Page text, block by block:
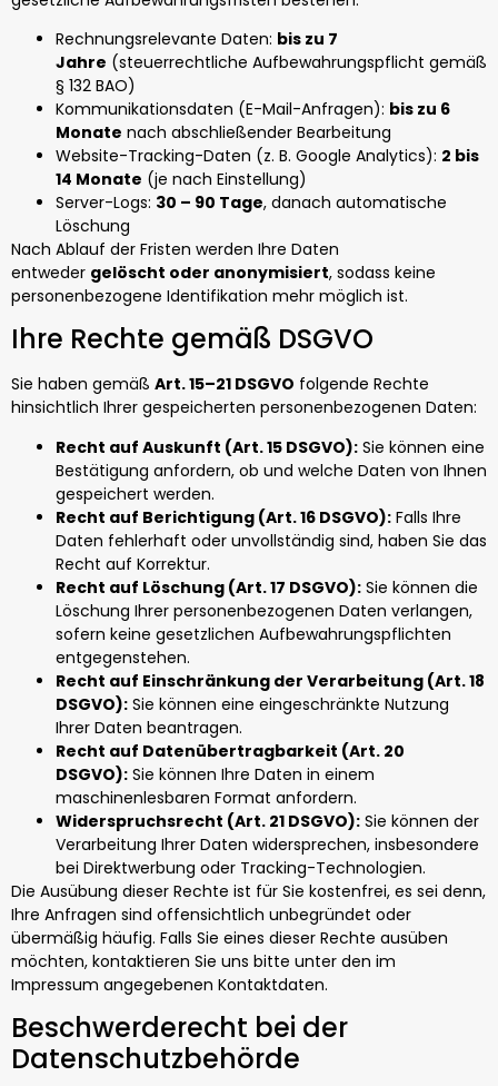
Rechnungsrelevante Daten: bis zu 7
Jahre (steuerrechtliche Aufbewahrungspflicht gemäß
§ 132 BAO)
Kommunikationsdaten (E-Mail-Anfragen): bis zu 6
Monate nach abschließender Bearbeitung
Website-Tracking-Daten (z. B. Google Analytics): 2 bis
14 Monate (je nach Einstellung)
Server-Logs: 30 – 90 Tage, danach automatische
Löschung
Nach Ablauf der Fristen werden Ihre Daten
entweder gelöscht oder anonymisiert, sodass keine
personenbezogene Identifikation mehr möglich ist.
Ihre Rechte gemäß DSGVO
Sie haben gemäß Art. 15–21 DSGVO folgende Rechte
hinsichtlich Ihrer gespeicherten personenbezogenen Daten:
Recht auf Auskunft (Art. 15 DSGVO): Sie können eine
Bestätigung anfordern, ob und welche Daten von Ihnen
gespeichert werden.
Recht auf Berichtigung (Art. 16 DSGVO): Falls Ihre
Daten fehlerhaft oder unvollständig sind, haben Sie das
Recht auf Korrektur.
Recht auf Löschung (Art. 17 DSGVO): Sie können die
Löschung Ihrer personenbezogenen Daten verlangen,
sofern keine gesetzlichen Aufbewahrungspflichten
entgegenstehen.
Recht auf Einschränkung der Verarbeitung (Art. 18
DSGVO): Sie können eine eingeschränkte Nutzung
Ihrer Daten beantragen.
Recht auf Datenübertragbarkeit (Art. 20
DSGVO): Sie können Ihre Daten in einem
maschinenlesbaren Format anfordern.
Widerspruchsrecht (Art. 21 DSGVO): Sie können der
Verarbeitung Ihrer Daten widersprechen, insbesondere
bei Direktwerbung oder Tracking-Technologien.
Die Ausübung dieser Rechte ist für Sie kostenfrei, es sei denn,
Ihre Anfragen sind offensichtlich unbegründet oder
übermäßig häufig. Falls Sie eines dieser Rechte ausüben
möchten, kontaktieren Sie uns bitte unter den im
Impressum angegebenen Kontaktdaten.
Beschwerderecht bei der
Datenschutzbehörde